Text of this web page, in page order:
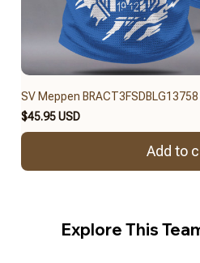
SV Meppen BRACT3FSDBLG13758
$45.95 USD
Add to
Explore This